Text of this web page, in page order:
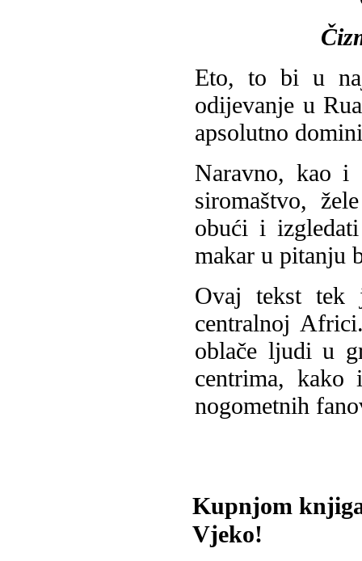
Eto, to bi u
odijevanje u
apsolutno
Naravno, kao i
siromaštvo,
obući i
makar u pitanju
Ovaj tekst tek
centralnoj
oblače ljudi u
centrima, kako
nogometnih
Kupnjom
Vjeko!